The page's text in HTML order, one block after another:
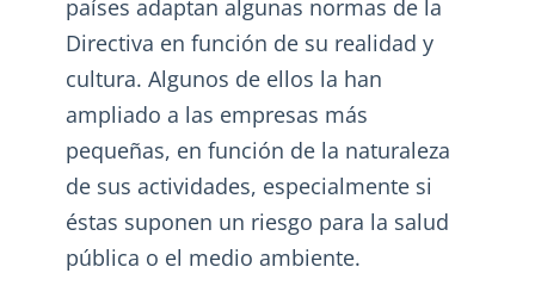
países adaptan algunas normas de la
Directiva en función de su realidad y
cultura. Algunos de ellos la han
ampliado a las empresas más
pequeñas, en función de la naturaleza
de sus actividades, especialmente si
éstas suponen un riesgo para la salud
pública o el medio ambiente.